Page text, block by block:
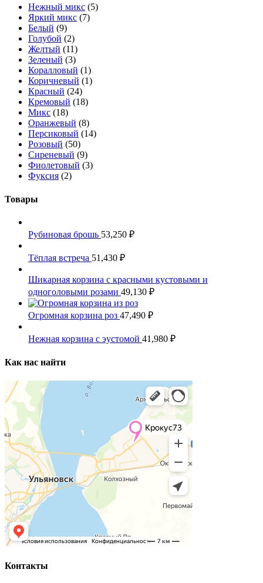
Нежный микс (5)
Яркий микс (7)
Белый (9)
Голубой (2)
Желтый (11)
Зеленый (3)
Коралловый (1)
Коричневый (1)
Красный (24)
Кремовый (18)
Микс (18)
Оранжевый (8)
Персиковый (14)
Розовый (50)
Сиреневый (9)
Фиолетовый (3)
Фуксия (2)
Товары
Рубиновая брошь 53,250 ₽
Тёплая встреча 51,430 ₽
Шикарная корзина с красными кустовыми и
одноголовыми розами 49,130 ₽
Огромная корзина роз 47,490 ₽
Нежная корзина с эустомой 41,980 ₽
Как нас найти
Контакты